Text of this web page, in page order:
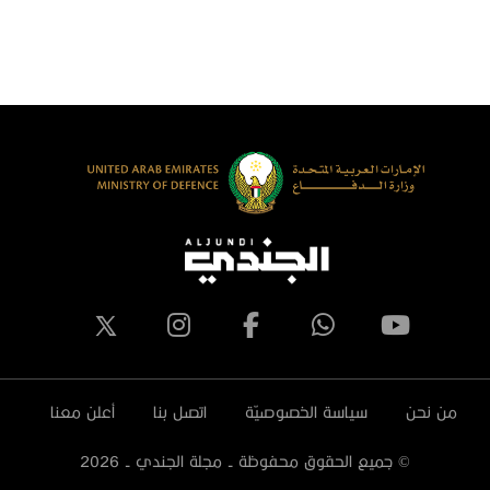
من نحن سياسة الخصوصيّة اتصل بنا أعلن معنا
© جميع الحقوق محفوظة - مجلة الجندي - 2026